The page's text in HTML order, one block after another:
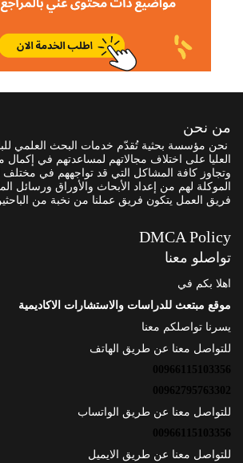
من نحن
نحن مؤسسة بحثية تُقدّم خدمات البحث العلمي
العليا على اختلاف مجالاتهم لمساعدتهم في إكمال
وتجاوز كافة المشاكل التي قد تواجههم في مختلف
الموكلة لهم من إعداد الأبحاث والأوراق ورسائل
فريق العمل يتكون فريق عملنا من نخبة من الباحثين
DMCA Policy
تواصلو معنا
اهلا بكم في
موقع مبتعث للدراسات والاستشارات الاكاديمية
يسرنا تواصلكم معنا
للتواصل معنا عن طريق الهاتف
00966115103356
00962795763302
للتواصل معنا عن طريق الواتساب
00966115103356
للتواصل معنا عن طريق الايميل